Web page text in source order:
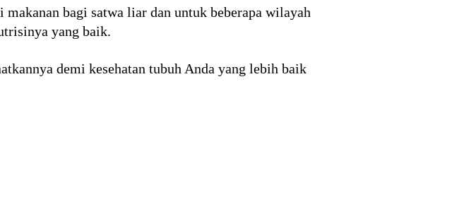
bagi satwa liar dan untuk beberapa wilayah
yang baik.
demi kesehatan tubuh Anda yang lebih baik